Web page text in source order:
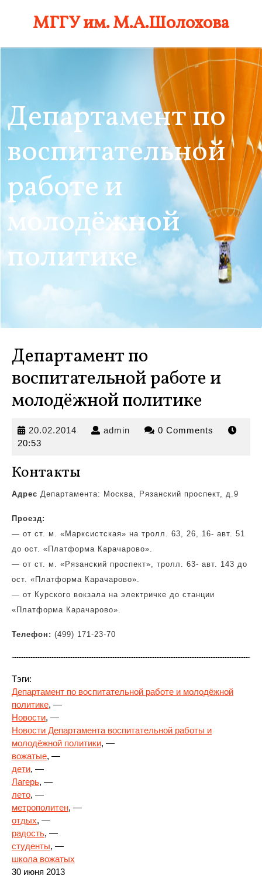
МГГУ им. М.А.Шолохова
Департамент по
воспитательной
работе и
молодёжной
политике
Департамент по
воспитательной работе и
молодёжной политике
20.02.2014 20.02.2014
admin admin 0 Comments
20:53
Контакты
Адрес Департамента: Москва, Рязанский проспект, д.9
Проезд:
— от ст. м. «Марксистская» на тролл. 63, 26, 16- авт. 51
до ост. «Платформа Карачарово».
— от ст. м. «Рязанский проспект», тролл. 63- авт. 143 до
ост. «Платформа Карачарово».
— от Курского вокзала на электричке до станции
«Платформа Карачарово».
Телефон: (499) 171-23-70
Тэги:
Департамент по воспитательной работе и молодёжной
политике, —
Новости, —
Новости Департамента воспитательной работы и
молодёжной политики, —
вожатые, —
дети, —
Лагерь, —
лето, —
метрополитен, —
отдых, —
радость, —
студенты, —
школа вожатых
30 июня 2013